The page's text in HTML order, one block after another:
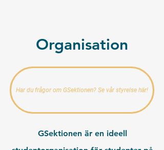
Organisation
Har du frågor om GSektionen? Se vår styrelse här!
GSektionen är en ideell